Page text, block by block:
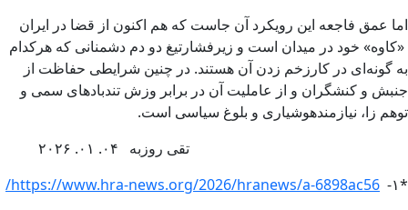
اما عمق فاجعه این رویکرد آن جاست که هم اکنون از قضا در ایران
«کاوه» خود در میدان است و زیرفشارتیغ دو دم دشمنانی که هرکدام
به گونه‌ای در کارزخم زدن آن هستند. در چنین شرایطی حفاظت از
جنبش و کنشگران و از عاملیت آن در برابر وزش تند‌بادهای سمی و
توهم زا، نیازمندهوشیاری و بلوغ سیاسی است.
تقی روزبه ۰۴. ۰۱. ۲۰۲۶
*۱-
https://www.hra-news.org/2026/hranews/a-6898ac56/